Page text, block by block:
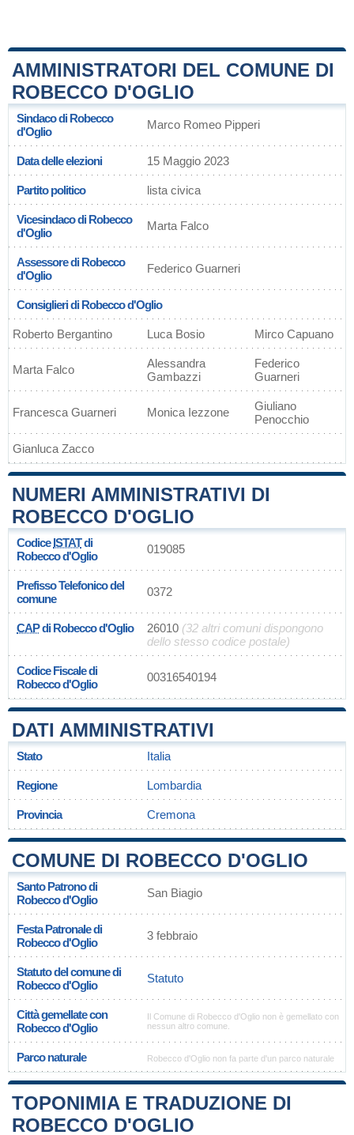
AMMINISTRATORI DEL COMUNE DI
ROBECCO D'OGLIO
Sindaco di Robecco
d'Oglio
Marco Romeo Pipperi
Data delle elezioni 15 Maggio 2023
Partito politico lista civica
Vicesindaco di Robecco
d'Oglio
Marta Falco
Assessore di Robecco
d'Oglio
Federico Guarneri
Consiglieri di Robecco d'Oglio
Roberto Bergantino Luca Bosio Mirco Capuano
Marta Falco
Alessandra
Gambazzi
Federico
Guarneri
Francesca Guarneri Monica Iezzone
Giuliano
Penocchio
Gianluca Zacco
NUMERI AMMINISTRATIVI DI
ROBECCO D'OGLIO
CodiceISTATdi
Robecco d'Oglio
019085
Prefisso Telefonico del
comune
0372
CAPdi Robecco d'Oglio 26010 (32 altri comuni dispongono
dello stesso codice postale)
Codice Fiscale di
Robecco d'Oglio
00316540194
DATI AMMINISTRATIVI
Stato Italia
Regione Lombardia
Provincia Cremona
COMUNE DI ROBECCO D'OGLIO
Santo Patrono di
Robecco d'Oglio
San Biagio
Festa Patronale di
Robecco d'Oglio
3 febbraio
Statuto del comune di
Robecco d'Oglio
Statuto
Città gemellate con
Robecco d'Oglio
Il Comune di Robecco d'Oglio non è gemellato con
nessun altro comune.
Parco naturale Robecco d'Oglio non fa parte d'un parco naturale
TOPONIMIA E TRADUZIONE DI
ROBECCO D'OGLIO